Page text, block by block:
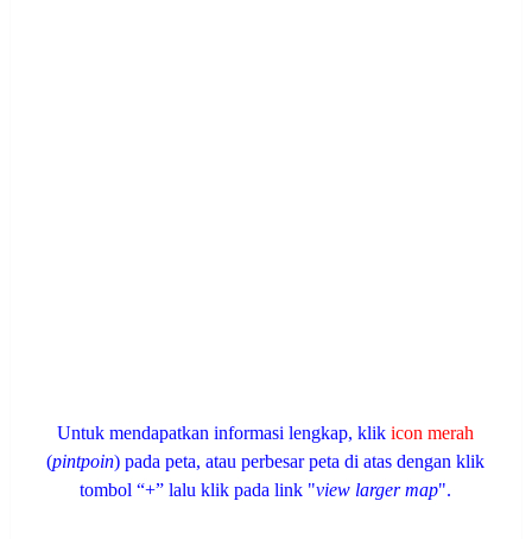
Untuk mendapatkan informasi lengkap, klikicon merah
(pintpoin) pada peta, atau perbesar peta di atas dengan klik
tombol “+” lalu klik pada link "view larger map".